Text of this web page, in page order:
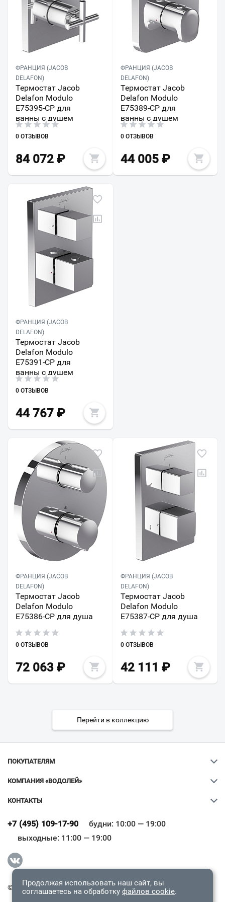
ФРАНЦИЯ (JACOB
DELAFON)
Термостат Jacob
Delafon Modulo
E75395-CP для
ванны с душем
0 ОТЗЫВОВ
84 072 ₽
ФРАНЦИЯ (JACOB
DELAFON)
Термостат Jacob
Delafon Modulo
E75389-CP для
ванны с душем
0 ОТЗЫВОВ
44 005₽
ФРАНЦИЯ (JACOB
DELAFON)
Термостат Jacob
Delafon Modulo
E75391-CP для
ванны с душем
0 ОТЗЫВОВ
44 767 ₽
ФРАНЦИЯ (JACOB
DELAFON)
Термостат Jacob
Delafon Modulo
E75386-CP для душа
0 ОТЗЫВОВ
72 063 ₽
ФРАНЦИЯ (JACOB
DELAFON)
Термостат Jacob
Delafon Modulo
E75387-CP для душа
0 ОТЗЫВОВ
42 111 ₽
Перейти в коллекцию
ПОКУПАТЕЛЯМ
КОМПАНИЯ «ВОДОЛЕЙ»
КОНТАКТЫ
+7 (495) 109-17-90
будни: 10:00 — 19:00
выходные: 11:00 — 19:00
© 2009-2026 «Водолей Онлайн». Все права защищены.
Всё верно
Продолжая использовать наш сайт, вы
соглашаетесь на обработку файлов cookie.